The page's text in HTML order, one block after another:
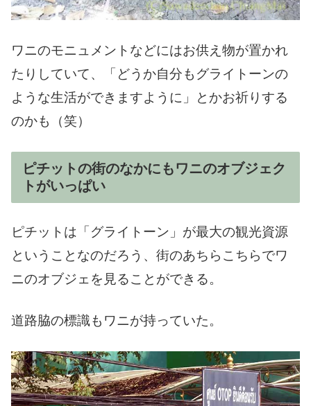
ワニのモニュメントなどにはお供え物が置かれ
たりしていて、「どうか自分もグライトーンの
ような生活ができますように」とかお祈りする
のかも（笑）
ピチットの街のなかにもワニのオブジェク
トがいっぱい
ピチットは「グライトーン」が最大の観光資源
ということなのだろう、街のあちらこちらでワ
ニのオブジェを見ることができる。
道路脇の標識もワニが持っていた。